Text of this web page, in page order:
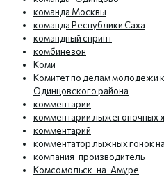
команда Москвы
команда Республики Саха
командный спринт
комбинезон
Коми
Комитет по делам молодежи
Одинцовского района
комментарии
комментарии лыжегоночных
комментарий
комментатор лыжных гонок
компания-производитель
Комсомольск-на-Амуре